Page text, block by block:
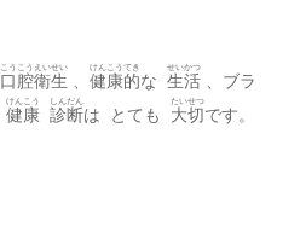
口腔
こうこう
衛生
えいせい
健康
けんこう
的
てき
な 生活
せいかつ
、ブラ
健康
けんこう
診断
しんだん
は とても 大切
たいせつ
です。